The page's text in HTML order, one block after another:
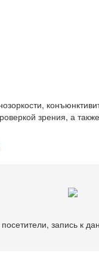
зрения, а
запись к